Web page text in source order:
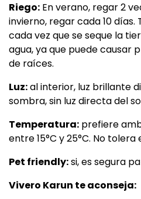
Riego: En verano, regar 2
invierno, regar cada 10
cada vez que se seque la
agua, ya que puede causar
de raíces.
Luz:al interior, luz brillante
sombra, sin luz directa del
Temperatura: prefiere
entre 15°C y 25°C. No
Pet friendly:si, es segura
Vivero Karun te aconseja: